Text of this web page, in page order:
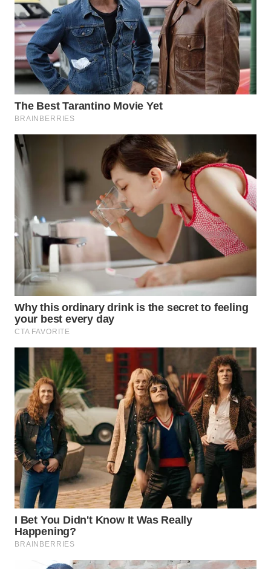
WN
SUMEDANG
WN
CIANJUR
WN
TANGERANG
WN
BINJAI
WN
CIREBON
WN
INDRAMAYU
KUNINGAN
WN
MAJALENGKA
WN
SUBANG
WN
SUKABUMI
WN
PURWAKARTA